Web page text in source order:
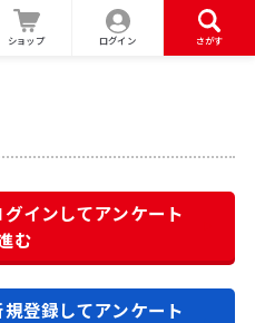
ショップ ログイン さがす
インしてアンケート
む
登録してアンケート